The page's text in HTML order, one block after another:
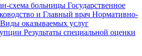
схема больницы Государственное
и Главный врач Нормативно-
Виды оказываемых услуг
Результаты специальной оценки